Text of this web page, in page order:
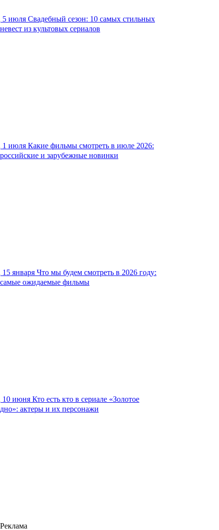
5 июля Свадебный сезон: 10 самых стильных
невест из культовых сериалов
1 июля Какие фильмы смотреть в июле 2026:
российские и зарубежные новинки
15 января Что мы будем смотреть в 2026 году:
самые ожидаемые фильмы
10 июня Кто есть кто в сериале «Золотое
дно»: актеры и их персонажи
Реклама